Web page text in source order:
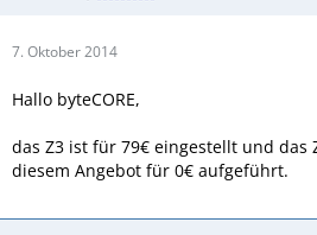
7. Oktober 2014
Hallo byteCORE,
das Z3 ist für 79€ eingestellt und das
diesem Angebot für 0€ aufgeführt.